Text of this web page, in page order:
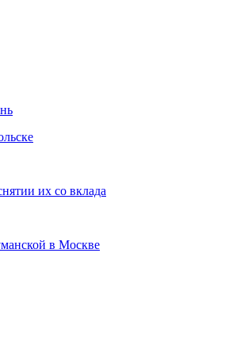
их со вклада
в Москве